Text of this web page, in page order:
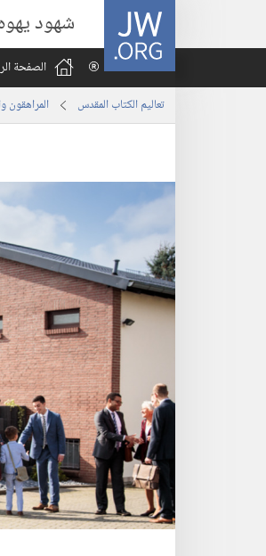
JW.ORG شهود
الصفحة
تعاليم الكتاب المقدس المراهقون